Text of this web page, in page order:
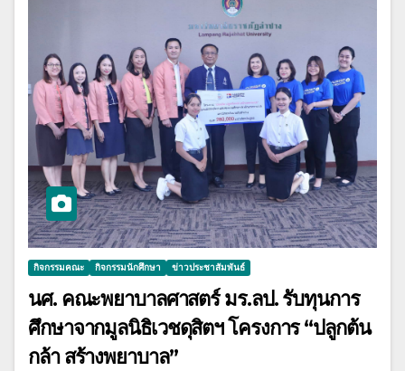
กิจกรรมคณะ กิจกรรมนักศึกษา ข่าวประชาสัมพันธ์
นศ. คณะพยาบาลศาสตร์ มร.ลป. รับทุนการ
ศึกษาจากมูลนิธิเวชดุสิตฯ โครงการ “ปลูกต้น
กล้า สร้างพยาบาล”